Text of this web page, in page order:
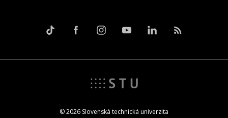
© 2026 Slovenská technická univerzita